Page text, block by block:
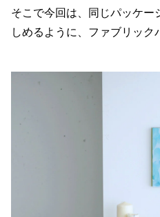
そこで今回は、同じパッケ
しめるように、ファブリック